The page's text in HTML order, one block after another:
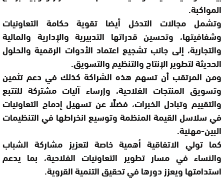
المواكبة.
وتشمل مجالات التدخل أيضا تقوية حكامة التعاونيات
وشفافيتها، وتحسين قدراتها التدبيرية والإدارية والمالية
والتجارية، إلى جانب تشجيع اعتماد الأدوات الرقمية والحلول
الحديثة لتطوير الإنتاج والتنظيم والتسويق.
ومن المرتقب أن تسهم هذه الشراكة كذلك في دعم تثمين
وتسويق المنتجات الفلاحية، وإرساء آليات مشتركة للتتبع
والتقييم وتبادل الخبرات، فضلًا عن تسهيل إدماج التعاونيات
في سلاسل القيمة المنظمة وتوسيع انخراطها في التنظيمات
البين-مهنية.
كما تولي الاتفاقية أهمية خاصة لتعزيز مشاركة الشباب
والنساء في مسار تطوير التعاونيات الفلاحية، بما يدعم
استدامتها ويعزز دورها في تحقيق التنمية القروية.